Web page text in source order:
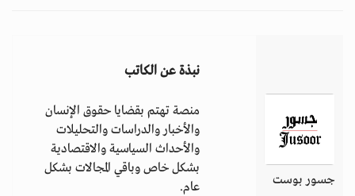
جسور بوست
نبذة عن الكاتب
منصة تهتم بقضايا حقوق الإنسان
والأخبار والدراسات والتحليلات
والأحداث السياسية والاقتصادية
بشكل خاص وباقي المجالات بشكل
عام.